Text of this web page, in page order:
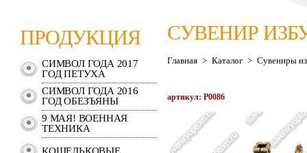
ПРОДУКЦИЯ
СИМВОЛ ГОДА 2017
ГОД ПЕТУХА
СИМВОЛ ГОДА 2016
ГОД ОБЕЗЪЯНЫ
9 МАЯ! ВОЕННАЯ
ТЕХНИКА
СУВЕНИР
Главная > Каталог > Сувениры
артикул: P0086